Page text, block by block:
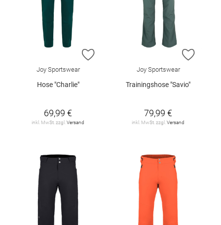
ZUR WUNSCHLISTE HINZUFÜGEN
Joy Sportswear
Hose "Charlie"
69,99 €
inkl. MwSt. zzgl.Versand
ZUR
Joy Sportswear
Trainingshose "Savio"
79,99 €
inkl. MwSt. zzgl.Versand